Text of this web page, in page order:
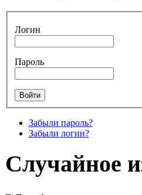
Логин
Пароль
Забыли пароль?
Забыли логин?
Случайное